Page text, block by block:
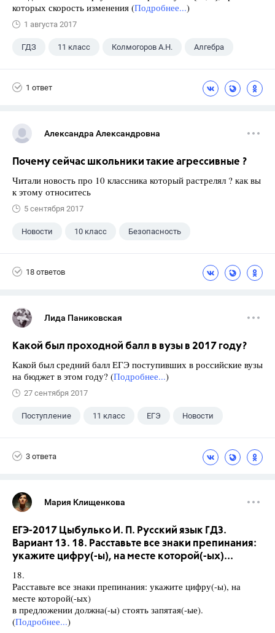
которых скорость изменения (Подробнее...)
1 августа 2017
ГДЗ 11 класс Колмогоров А.Н. Алгебра
1 ответ
Александра Александровна
Почему сейчас школьники такие агрессивные ?
Читали новость про 10 классника который растрелял ? как вы
к этому относитесь
5 сентября 2017
Новости 10 класс Безопасность
18 ответов
Лида Паниковская
Какой был проходной балл в вузы в 2017 году?
Какой был средний балл ЕГЭ поступивших в российские вузы
на бюджет в этом году? (Подробнее...)
27 сентября 2017
Поступление 11 класс ЕГЭ Новости
3 ответа
Мария Клищенкова
ЕГЭ-2017 Цыбулько И. П. Русский язык ГДЗ.
Вариант 13. 18. Расставьте все знаки препинания:
укажите цифру(-ы), на месте которой(-ых)...
18.
Расставьте все знаки препинания: укажите цифру(-ы), на
месте которой(-ых)
в предложении должна(-ы) стоять запятая(-ые).
(Подробнее...)